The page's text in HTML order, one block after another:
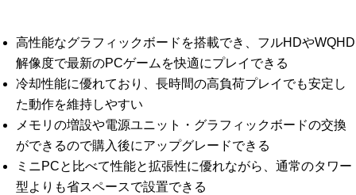
高性能なグラフィックボードを搭載でき、フルHDやWQHD
解像度で最新のPCゲームを快適にプレイできる
冷却性能に優れており、長時間の高負荷プレイでも安定し
た動作を維持しやすい
メモリの増設や電源ユニット・グラフィックボードの交換
ができるので購入後にアップグレードできる
ミニPCと比べて性能と拡張性に優れながら、通常のタワー
型よりも省スペースで設置できる